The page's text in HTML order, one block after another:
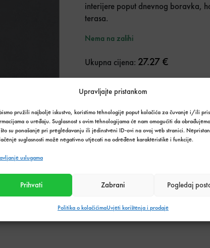
Upravljajte pristankom
pružili najbolje iskustvo, koristimo tehnologije poput kolačića za čuvanje i/ili
o uređaju. Suglasnost s ovim tehnologijama će nam omogućiti da
su ponašanje pri pregledavanju ili jedinstveni ID-ovi na ovoj web stranici.
suglasnosti može negativno utjecati na određene karakteristike i funkcije.
uslugama
Prihvati Zabrani Pogledaj
Politika o kolačićimaUvjeti korištenja i prodaje
interijere poput dnevnog boravka,
terasa.
Nema na zalihi
Ukupna cijena: 27.27 €
Koliko m2 trebate?
Broj paketa1
SKU:
8747